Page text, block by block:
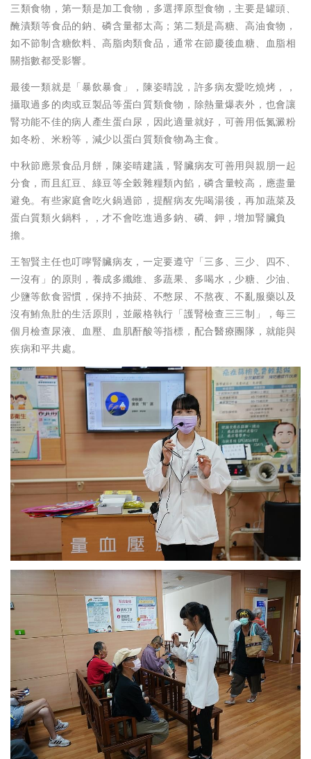
三類食物，第一類是加工食物，多選擇原型食物，主要是罐頭、
醃漬類等食品的鈉、磷含量都太高；第二類是高糖、高油食物，
如不節制含糖飲料、高脂肉類食品，通常在節慶後血糖、血脂相
關指數都受影響。
最後一類就是「暴飲暴食」，陳姿晴說，許多病友愛吃燒烤，，
攝取過多的肉或豆製品等蛋白質類食物，除熱量爆表外，也會讓
腎功能不佳的病人產生蛋白尿，因此適量就好，可善用低氮澱粉
如冬粉、米粉等，減少以蛋白質類食物為主食。
中秋節應景食品月餅，陳姿晴建議，腎臟病友可善用與親朋一起
分食，而且紅豆、綠豆等全榖雜糧類內餡，磷含量較高，應盡量
避免。有些家庭會吃火鍋過節，提醒病友先喝湯後，再加蔬菜及
蛋白質類火鍋料，，才不會吃進過多鈉、磷、鉀，增加腎臟負
擔。
王智賢主任也叮嚀腎臟病友，一定要遵守「三多、三少、四不、
一沒有」的原則，養成多纖維、多蔬果、多喝水，少糖、少油、
少鹽等飲食習慣，保持不抽菸、不憋尿、不熬夜、不亂服藥以及
沒有鮪魚肚的生活原則，並嚴格執行「護腎檢查三三制」，每三
個月檢查尿液、血壓、血肌酐酸等指標，配合醫療團隊，就能與
疾病和平共處。